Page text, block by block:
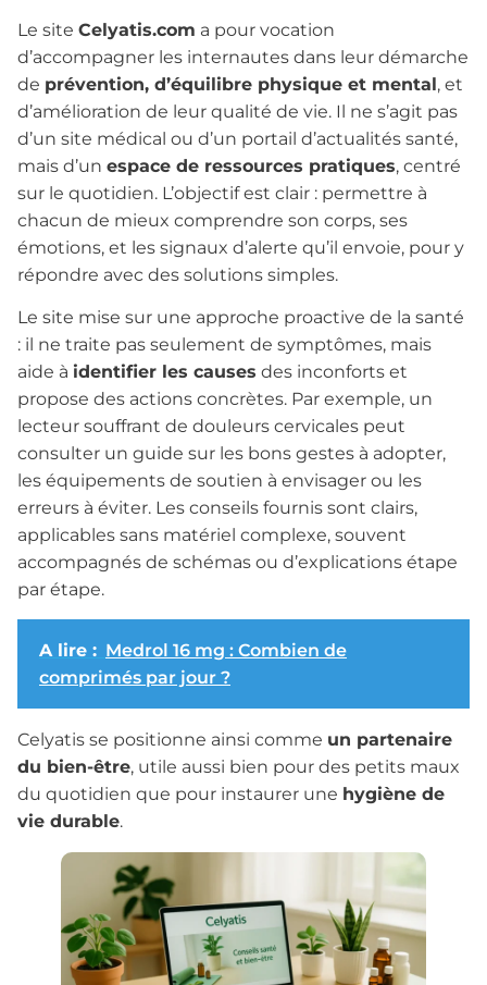
Le site Celyatis.com a pour vocation
d’accompagner les internautes dans leur démarche
de prévention, d’équilibre physique et mental, et
d’amélioration de leur qualité de vie. Il ne s’agit pas
d’un site médical ou d’un portail d’actualités santé,
mais d’un espace de ressources pratiques, centré
sur le quotidien. L’objectif est clair : permettre à
chacun de mieux comprendre son corps, ses
émotions, et les signaux d’alerte qu’il envoie, pour y
répondre avec des solutions simples.
Le site mise sur une approche proactive de la santé
: il ne traite pas seulement de symptômes, mais
aide à identifier les causes des inconforts et
propose des actions concrètes. Par exemple, un
lecteur souffrant de douleurs cervicales peut
consulter un guide sur les bons gestes à adopter,
les équipements de soutien à envisager ou les
erreurs à éviter. Les conseils fournis sont clairs,
applicables sans matériel complexe, souvent
accompagnés de schémas ou d’explications étape
par étape.
A lire : Medrol 16 mg : Combien de
comprimés par jour ?
Celyatis se positionne ainsi comme un partenaire
du bien-être, utile aussi bien pour des petits maux
du quotidien que pour instaurer une hygiène de
vie durable.